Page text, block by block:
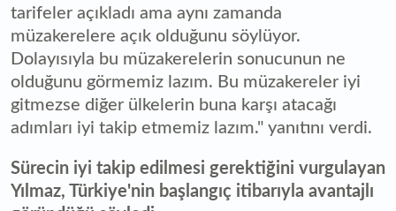
tarifeler açıkladı ama aynı zamanda
müzakerelere açık olduğunu söylüyor.
Dolayısıyla bu müzakerelerin sonucunun ne
olduğunu görmemiz lazım. Bu müzakereler iyi
gitmezse diğer ülkelerin buna karşı atacağı
adımları iyi takip etmemiz lazım." yanıtını verdi.
Sürecin iyi takip edilmesi gerektiğini vurgulayan
Yılmaz, Türkiye'nin başlangıç itibarıyla avantajlı